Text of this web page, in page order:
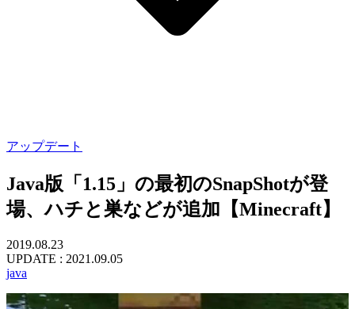
アップデート
Java版「1.15」の最初のSnapShotが登
場、ハチと巣などが追加【Minecraft】
2019.08.23
UPDATE : 2021.09.05
java